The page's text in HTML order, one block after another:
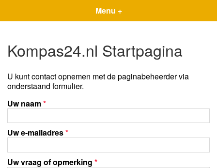
Menu +
Kompas24.nl Startpagina
U kunt contact opnemen met de paginabeheerder via
onderstaand formulier.
Uw naam*
Uw e-mailadres*
Uw vraag of opmerking *